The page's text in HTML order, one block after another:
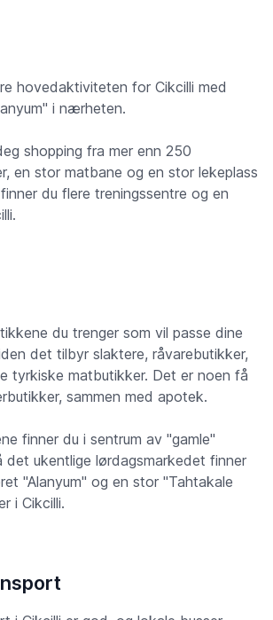
hovedaktiviteten for Cikcilli med
i nærheten.
shopping fra mer enn 250
en stor matbane og en stor lekeplass
du flere treningssentre og en
du trenger som vil passe dine
det tilbyr slaktere, råvarebutikker,
tyrkiske matbutikker. Det er noen få
sammen med apotek.
finner du i sentrum av "gamle"
det ukentlige lørdagsmarkedet finner
"Alanyum" og en stor "Tahtakale
i Cikcilli.